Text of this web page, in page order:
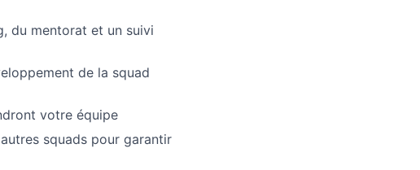
du mentorat et un suivi
de la squad
votre équipe
squads pour garantir